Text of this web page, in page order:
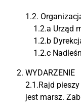
1.2.
1.2.a Urząd
1.2.b
1.2.c
WYDARZENIE
2.1.Rajd
jest marsz.